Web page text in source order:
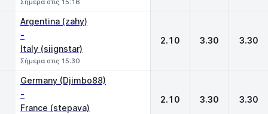
Σήμερα στις 15:16
Argentina (zahy)
-
Italy (siignstar)
Σήμερα στις 15:30
2.10 3.30 3.30
Germany (Djimbo88)
-
France (stepava)
2.10 3.30 3.30